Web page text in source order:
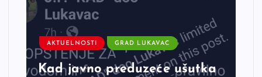
AKTUELNOSTI GRAD LUKAVAC
Kad javno preduzeće ušutka